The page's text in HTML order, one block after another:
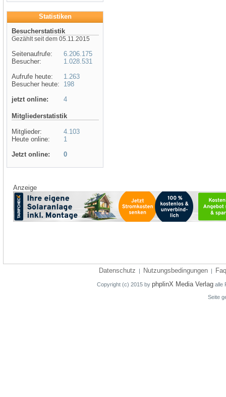
Statistiken
Besucherstatistik
Gezählt seit dem 05.11.2015
Seitenaufrufe:
Besucher:
Aufrufe heute:
Besucher heute:
jetzt online:
6.206.175
1.028.531
1.263
198
4
Mitgliederstatistik
Mitglieder:
Heute online:
4.103
1
Jetzt online:
0
Anzeige
Datenschutz | Nutzungsbedingungen | Faq
Copyright (c) 2015 by phplinX Media Verlag alle
Seite